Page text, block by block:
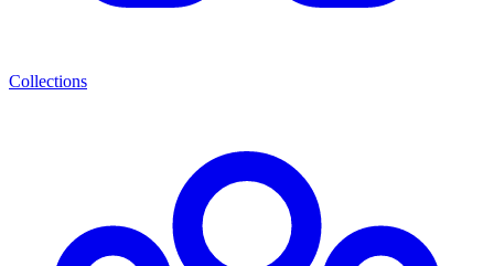
Collections